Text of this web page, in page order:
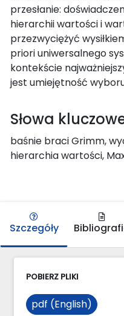
przesłanie:
hierarchii wartości i
przezwyciężyć
priori uniwersalnego
kontekście
jest umiejętność
Słowa
baśnie braci Grimm,
hierarchia wartości,
Szczegóły
POBIERZ PLIKI
pdf (English)